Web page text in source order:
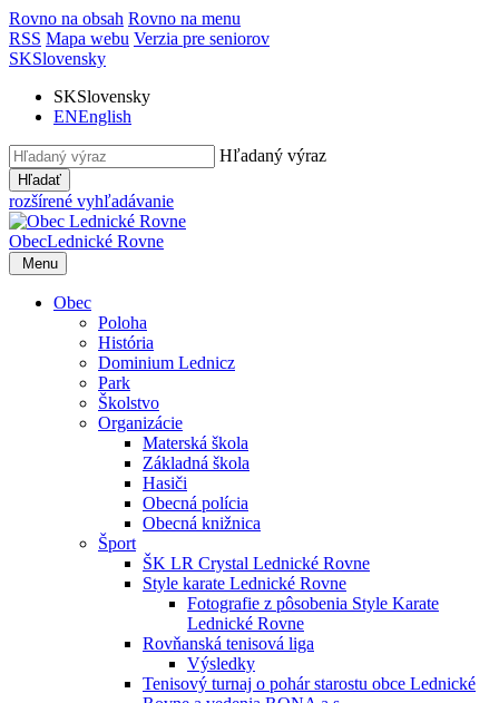
Rovno na obsah Rovno na menu
RSS Mapa webu Verzia pre seniorov
SKSlovensky
SKSlovensky
ENEnglish
Hľadaný výraz
Hľadať
rozšírené vyhľadávanie
ObecLednické Rovne
Menu
Obec
Poloha
História
Dominium Lednicz
Park
Školstvo
Organizácie
Materská škola
Základná škola
Hasiči
Obecná polícia
Obecná knižnica
Šport
ŠK LR Crystal Lednické Rovne
Style karate Lednické Rovne
Fotografie z pôsobenia Style Karate
Lednické Rovne
Rovňanská tenisová liga
Výsledky
Tenisový turnaj o pohár starostu obce Lednické